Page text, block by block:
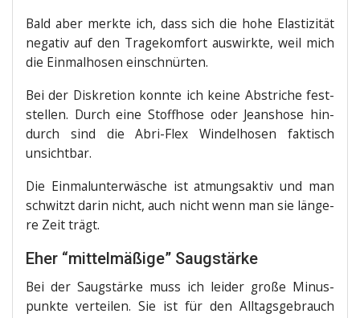
Bald aber merk­te ich, dass sich die hohe Elas­ti­zi­tät
nega­tiv auf den Tra­ge­kom­fort aus­wirk­te, weil mich
die Ein­mal­ho­sen einschnürten.
Bei der Dis­kre­ti­on konn­te ich kei­ne Abstri­che fest­
stel­len. Durch eine Stoff­ho­se oder Jeans­ho­se hin­
durch sind die Abri-Flex Win­del­ho­sen fak­tisch
unsichtbar.
Die Ein­mal­un­ter­wä­sche ist atmungs­ak­tiv und man
schwitzt dar­in nicht, auch nicht wenn man sie län­ge­
re Zeit trägt.
Eher “mittelmäßige” Saugstärke
Bei der Saug­stär­ke muss ich lei­der gro­ße Minus­
punk­te ver­tei­len. Sie ist für den All­tags­ge­brauch